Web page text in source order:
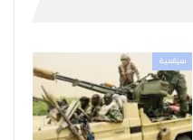
سياسية